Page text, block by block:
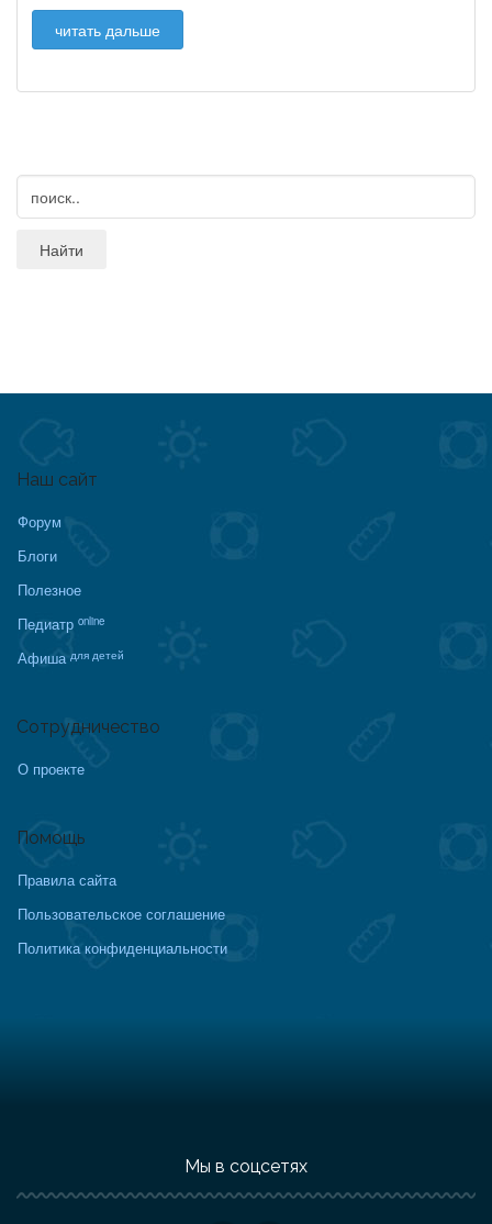
читать дальше
Наш сайт
Форум
Блоги
Полезное
Педиатр online
Афиша для детей
Сотрудничество
О проекте
Помощь
Правила сайта
Пользовательское соглашение
Политика конфиденциальности
Мы в соцсетях